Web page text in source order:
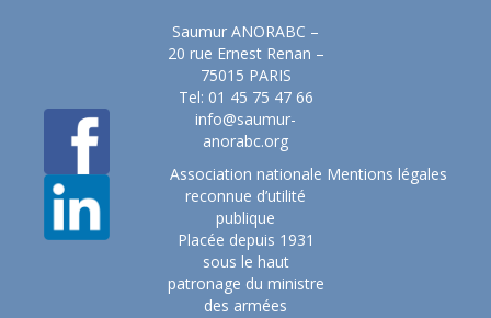
Saumur ANORABC –
20 rue Ernest Renan –
75015 PARIS
Tel: 01 45 75 47 66
info@saumur-
anorabc.org
Association nationale
reconnue d’utilité
publique
Placée depuis 1931
sous le haut
patronage du ministre
des armées
Mentions légales